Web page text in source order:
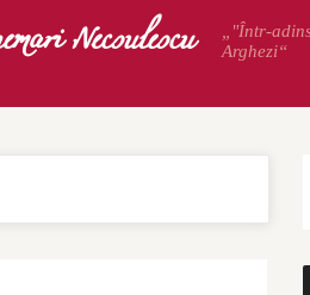
Necsulescu
„"Într-
Arghezi“